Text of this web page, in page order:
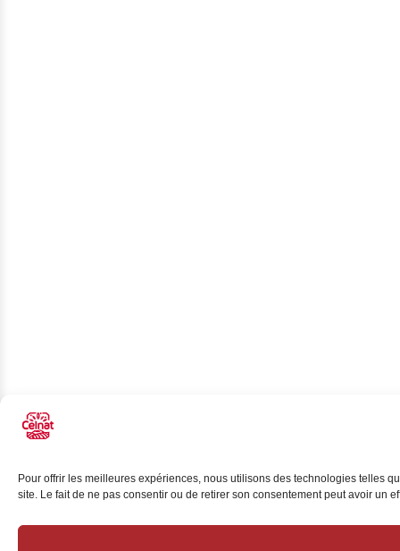
Pour offrir les meilleures expériences, nous utilisons des technologies telles
site. Le fait de ne pas consentir ou de retirer son consentement peut avoir un